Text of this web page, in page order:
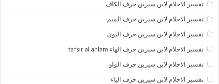
تفسير الاحلام لابن سيرين حرف الكاف
تفسير الاحلام لابن سيرين حرف الميم
تفسير الاحلام لابن سيرين حرف النون
تفسير الاحلام لابن سيرين حرف الهاء tafsir al ahlam
تفسير الاحلام لابن سيرين حرف الواو
تفسير الاحلام لابن سيرين حرف الياء